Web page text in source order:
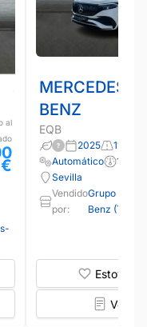
al
€
MERCEDES-
BENZ
EQB
2025
11.000
Automático
190
Sevilla
Vendido
por:
Grupo
Benz
Estoy
Ver